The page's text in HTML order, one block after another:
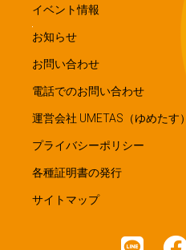
イベント情報
お知らせ
お問い合わせ
電話でのお問い合わせ
運営会社 UMETAS（ゆめたす）
プライバシーポリシー
各種証明書の発行
サイトマップ